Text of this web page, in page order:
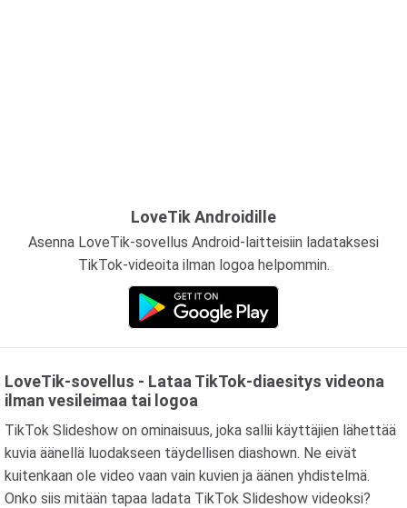
LoveTik Androidille
Asenna LoveTik-sovellus Android-laitteisiin ladataksesi
TikTok-videoita ilman logoa helpommin.
LoveTik-sovellus - Lataa TikTok-diaesitys videona
ilman vesileimaa tai logoa
TikTok Slideshow on ominaisuus, joka sallii käyttäjien lähettää
kuvia äänellä luodakseen täydellisen diashown. Ne eivät
kuitenkaan ole video vaan vain kuvien ja äänen yhdistelmä.
Onko siis mitään tapaa ladata TikTok Slideshow videoksi?